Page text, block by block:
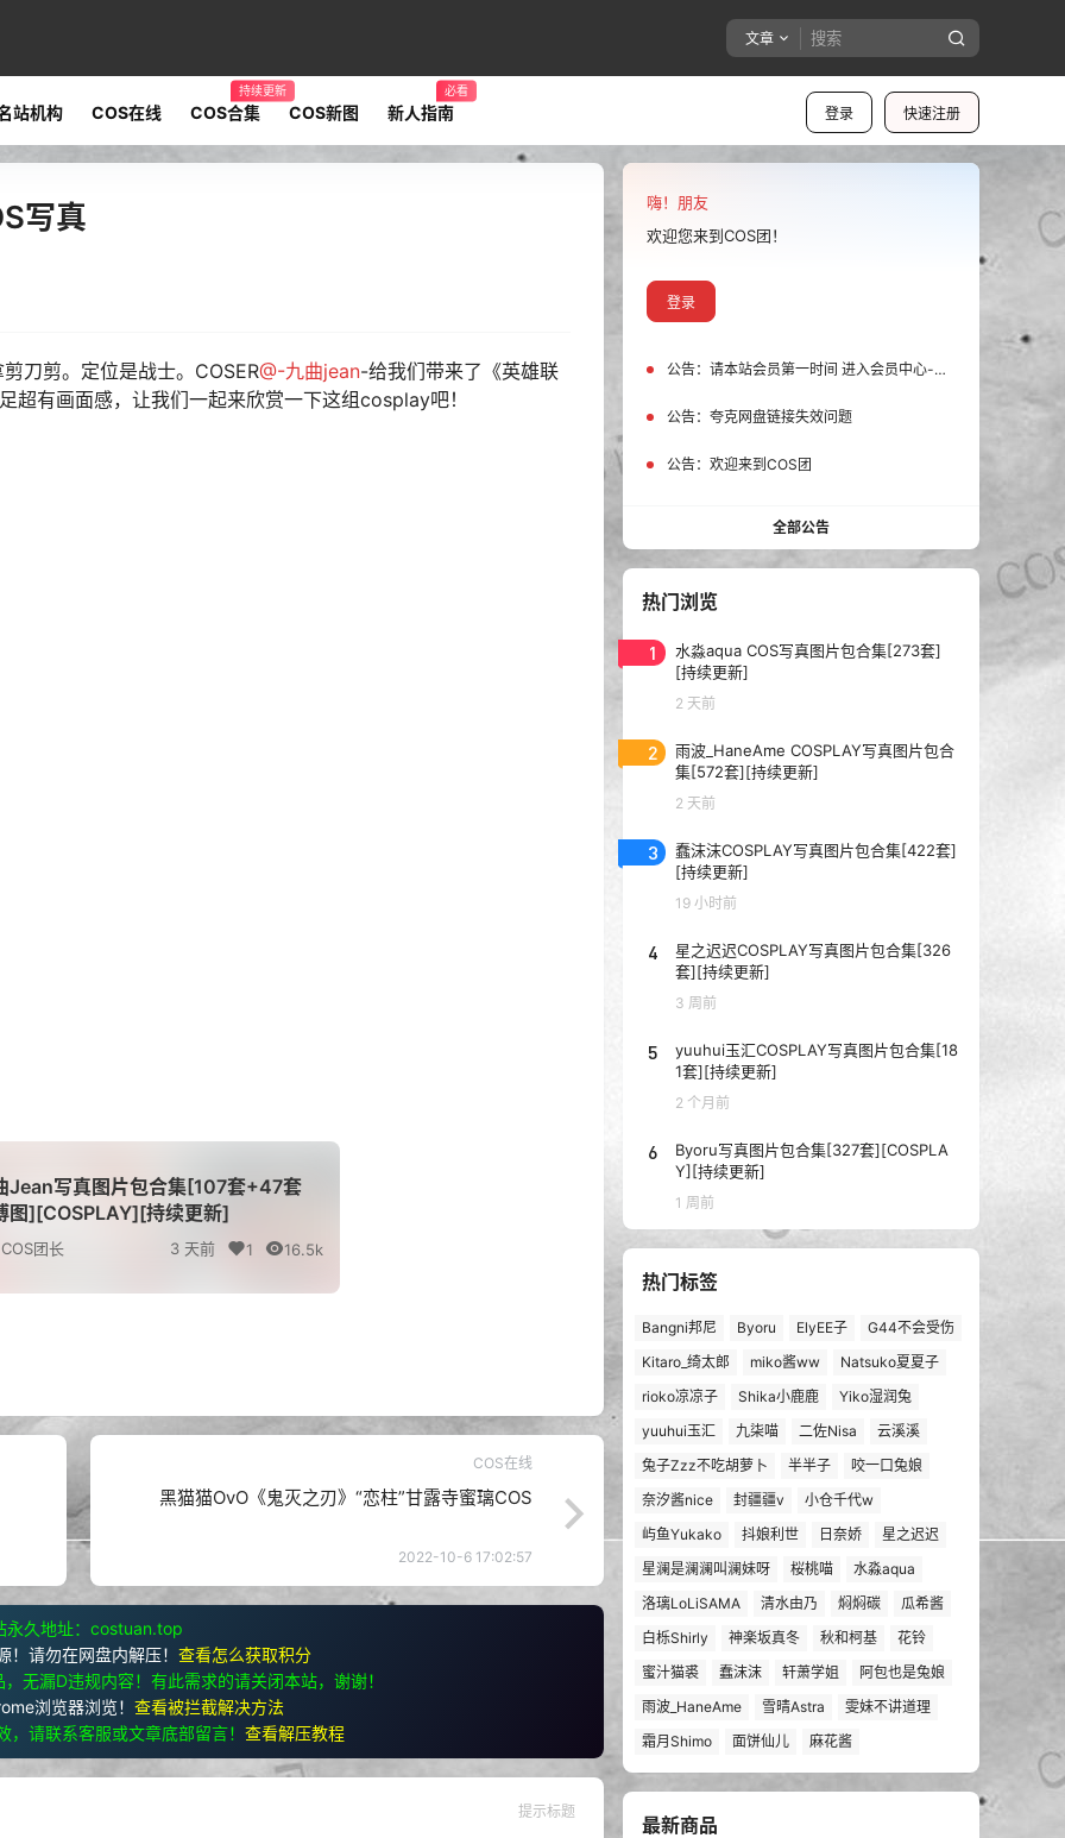
文章
登录 快速注册
站机构 COS在线 COS合集
持续更新
COS新图 新人指南
必看
写真
刀剪。定位是战士。COSER@-九曲jean-给我们带来了《英雄联
有画面感，让我们一起来欣赏一下这组cosplay吧！
Jean写真图片包合集[107套+47套
图][COSPLAY][持续更新]
COS团长 3 天前 1 16.5k
COS在线
黑猫猫OvO《鬼灭之刃》“恋柱”甘露寺蜜璃COS
2022-10-6 17:02:57
永久地址：costuan.top
请勿在网盘内解压！ 查看怎么获取积分
无漏D违规内容！有此需求的请关闭本站，谢谢！
浏览器浏览！ 查看被拦截解决方法
请联系客服或文章底部留言！ 查看解压教程
提示标题
嗨！朋友
欢迎您来到COS团！
登录
公告： 请本站会员第一时间 进入会员中心-我的设置中为您的账号绑定邮箱!
公告： 夸克网盘链接失效问题
公告： 欢迎来到COS团
全部公告
热门浏览
1
水淼aqua COS写真图片包合集[273套]
[持续更新]
2 天前
2
雨波_HaneAme COSPLAY写真图片包合
集[572套][持续更新]
2 天前
3
蠢沫沫COSPLAY写真图片包合集[422套]
[持续更新]
19 小时前
4
星之迟迟COSPLAY写真图片包合集[326
套][持续更新]
3 周前
5
yuuhui玉汇COSPLAY写真图片包合集[18
1套][持续更新]
2 个月前
6
Byoru写真图片包合集[327套][COSPLA
Y][持续更新]
1 周前
热门标签
Bangni邦尼 Byoru ElyEE子
G44不会受伤
Kitaro_绮太郎
miko酱ww
Natsuko夏夏子
rioko凉凉子
Shika小鹿鹿
Yiko湿润兔
yuuhui玉汇
九柒喵 二佐Nisa
云溪溪
兔子Zzz不吃胡萝卜
半半子
咬一口兔娘
奈汐酱nice
封疆疆v
小仓千代w
屿鱼Yukako
抖娘利世 日奈娇
星之迟迟
星澜是澜澜叫澜妹呀
桜桃喵
水淼aqua
洛璃LoLiSAMA
清水由乃 焖焖碳
瓜希酱
白栎Shirly
神楽坂真冬 秋和柯基
花铃
蜜汁猫裘
蠢沫沫 轩萧学姐
阿包也是兔娘
雨波_HaneAme
雪晴Astra
雯妹不讲道理
霜月Shimo
面饼仙儿 麻花酱
最新商品